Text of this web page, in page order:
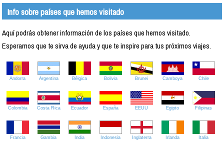
Info sobre países que hemos visitado
Aquí podrás obtener información de los países que hemos visitado.
Esperamos que te sirva de ayuda y que te inspire para tus próximos viajes.
Andorra Argentina Bélgica Bolivia Brunei Camboya Chile
Colombia Costa Rica Ecuador España EEUU Egipto Filipinas
Francia Gambia India Indonesia Inglaterra Irlanda Italia